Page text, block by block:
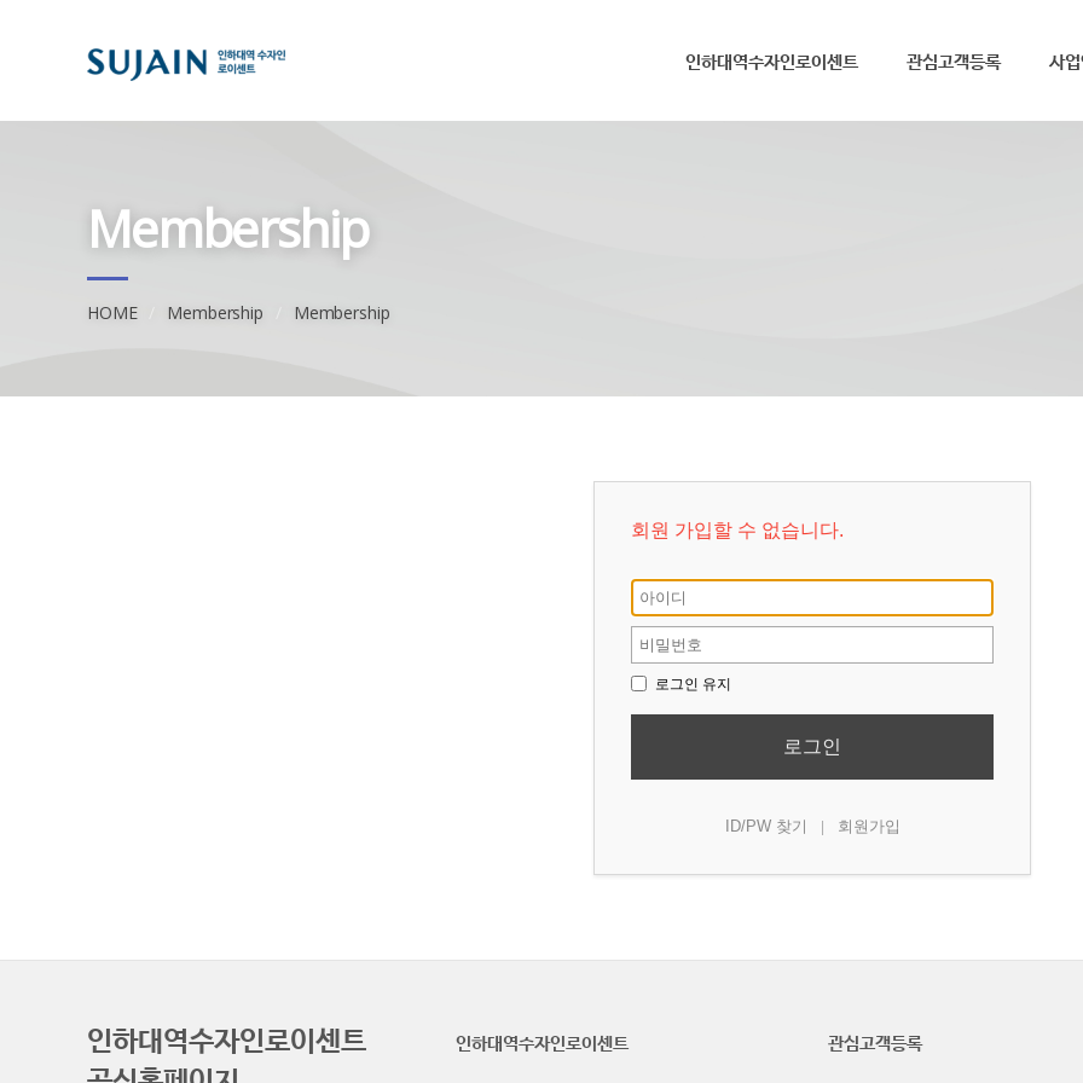
인하대역수자인로이센트 관심고객등록 사
Membership
HOME Membership Membership
회원 가입할 수 없습니다.
로그인 유지
로그인
ID/PW 찾기 회원가입
인하대역수자인로이센트
인하대역수자인로이센트 관심고객등록